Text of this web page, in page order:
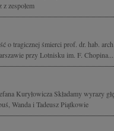
zespołem
o tragicznej śmierci prof. dr. hab.
przy Lotnisku im. F.
Kuryłowicza Składamy wyrazy
Wanda i Tadeusz Piątkowie